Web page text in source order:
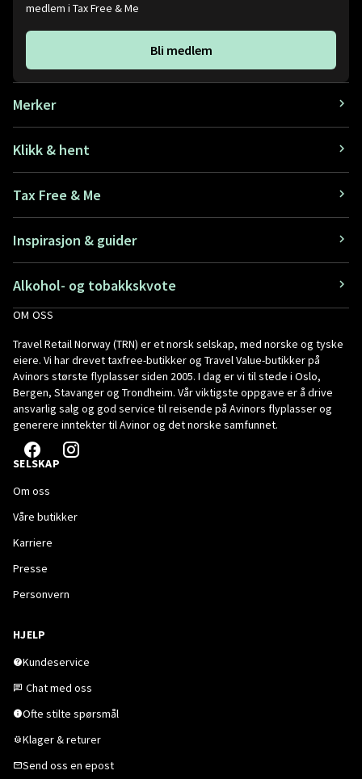
medlem i Tax Free & Me
Bli medlem
Merker
Klikk & hent
Tax Free & Me
Inspirasjon & guider
Alkohol- og tobakkskvote
OM OSS
Travel Retail Norway (TRN) er et norsk selskap, med norske og tyske
eiere. Vi har drevet taxfree-butikker og Travel Value-butikker på
Avinors største flyplasser siden 2005. I dag er vi til stede i Oslo,
Bergen, Stavanger og Trondheim. Vår viktigste oppgave er å drive
ansvarlig salg og god service til reisende på Avinors flyplasser og
generere inntekter til Avinor og det norske samfunnet.
SELSKAP
Om oss
Våre butikker
Karriere
Presse
Personvern
HJELP
Kundeservice
Chat med oss
Ofte stilte spørsmål
Klager & returer
Send oss en epost